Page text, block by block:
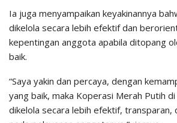
Ia juga menyampaikan keyakinannya
dikelola secara lebih efektif dan
kepentingan anggota apabila ditopang
baik.
“Saya yakin dan percaya, dengan
yang baik, maka Koperasi Merah Putih
dikelola secara lebih efektif, transparan,